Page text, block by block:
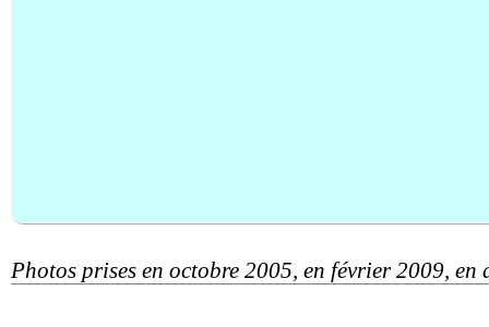
Photos prises en octobre 2005, en février 2009,